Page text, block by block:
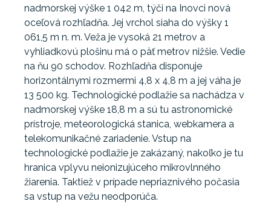
nadmorskej výške 1 042 m, týči na Inovci nová
oceľová rozhľadňa. Jej vrchol siaha do výšky 1
061,5 m n. m. Veža je vysoká 21 metrov a
vyhliadkovú plošinu má o päť metrov nižšie. Vedie
na ňu 90 schodov. Rozhľadňa disponuje
horizontálnymi rozmermi 4,8 x 4,8 m a jej váha je
13 500 kg. Technologické podlažie sa nachádza v
nadmorskej výške 18,8 m a sú tu astronomické
prístroje, meteorologická stanica, webkamera a
telekomunikačné zariadenie. Vstup na
technologické podlažie je zakázaný, nakoľko je tu
hranica vplyvu neionizujúceho mikrovlnného
žiarenia. Taktiež v prípade nepriaznivého počasia
sa vstup na vežu neodporúča.